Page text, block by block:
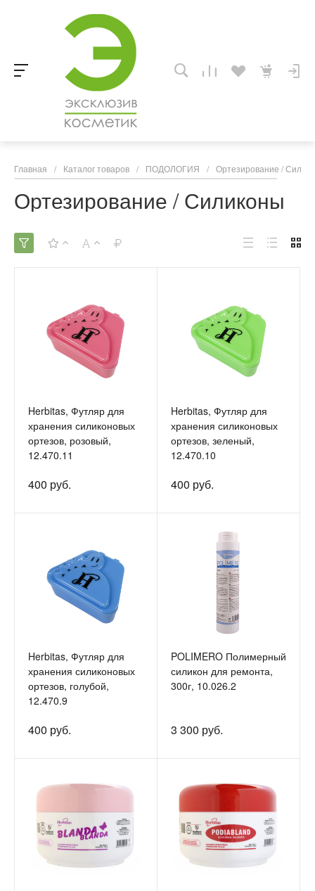
Главная / Каталог товаров / ПОДОЛОГИЯ / Ортезирование /
Ортезирование / Силиконы
Herbitas, Футляр для
хранения силиконовых
ортезов, розовый,
12.470.11
400 руб.
Herbitas, Футляр для
хранения силиконовых
ортезов, зеленый,
12.470.10
400 руб.
Herbitas, Футляр для
хранения силиконовых
ортезов, голубой,
12.470.9
400 руб.
POLIMERO Полимерный
силикон для ремонта,
300г, 10.026.2
3 300 руб.